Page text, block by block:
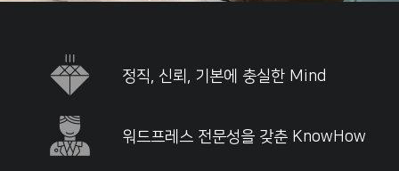
정직, 신뢰, 기본에 충실한 Mind
워드프레스 전문성을 갖춘 KnowHow